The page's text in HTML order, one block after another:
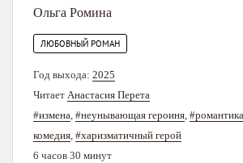
Ольга Ромина
ЛЮБОВНЫЙ РОМАН
Год выхода: 2025
Читает Анастасия Перета
#измена, #неунывающая героиня, #романтика
комедия, #харизматичный герой
6 часов 30 минут